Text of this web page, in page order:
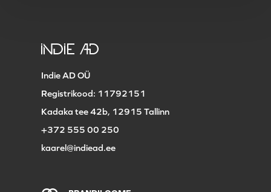
Indie AD OÜ
Registrikood: 11792151
Kadaka tee 42b, 12915 Tallinn
+372 555 00 250
kaarel@indiead.ee